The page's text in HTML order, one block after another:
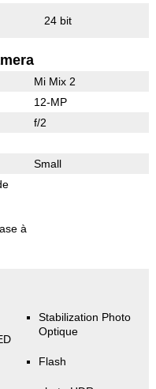
24 bit
Mi Mix 2
12-MP
f/2
Small
à
Stabilization Photo
Optique
Flash